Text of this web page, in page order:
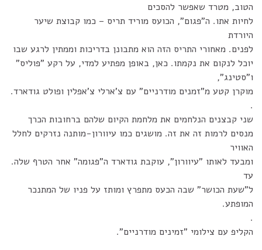
הטוב, מטרד שאפשר להסכים
לחיות אתו. ה"פגום", הכועס מוריד תריס – כמו קבוצת שיער
היורדת
לפנים. מאחורי התריס הזה הוא מתבונן בדריכות וממתין לרגע שבו
יוכל לנקום את נקמתו. כאן, באופן מפתיע למדי, על רקע "פוליס"
ו"סטינג",
מוקרן קטע מ"זמנים מודרניים" עם צ'ארלי צ'אפלין ופולט גודארד.
.
שני קבצנים הנלחמים את מלחמת הקיום שלהם ברחובות הכרך
מנסים לרמות זה את זה. מושגים כמו עיוורון-מותנה נזרקים לחלל
האוויר
ומבעד לאותו "עיוורון", עוקבת גודארד ה"פגומה" אחר הטרף שלה.
עד
ל"שעת הכושר" שבה הכעס מתפרץ ומותז על פניו של המתנכר
המופתע.
.
הקליפ עם צילומי "זמינים מודרניים".